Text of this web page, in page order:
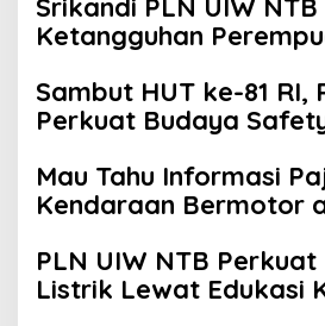
Srikandi PLN UIW
Ketangguhan
Sambut HUT ke-81 RI,
Perkuat Budaya
Mau Tahu Informasi
Kendaraan Bermotor
PLN UIW NTB
Listrik Lewat Edukasi